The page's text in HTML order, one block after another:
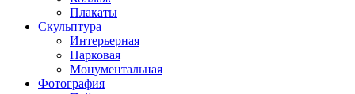
Плакаты
Скульптура
Интерьерная
Парковая
Монументальная
Фотография